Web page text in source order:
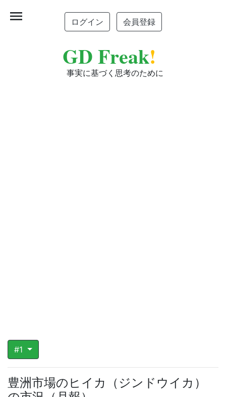
ログイン 会員登録
GD Freak!
事実に基づく思考のために
menu
#1
豊洲市場のヒイカ（ジンドウイカ）